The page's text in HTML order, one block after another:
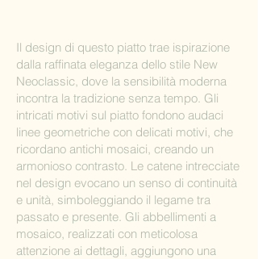
Il design di questo piatto trae ispirazione
dalla raffinata eleganza dello stile New
Neoclassic, dove la sensibilità moderna
incontra la tradizione senza tempo. Gli
intricati motivi sul piatto fondono audaci
linee geometriche con delicati motivi, che
ricordano antichi mosaici, creando un
armonioso contrasto. Le catene intrecciate
nel design evocano un senso di continuità
e unità, simboleggiando il legame tra
passato e presente. Gli abbellimenti a
mosaico, realizzati con meticolosa
attenzione ai dettagli, aggiungono una